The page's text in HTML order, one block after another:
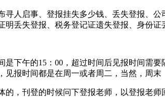
人启事、登报挂失多少钱、丢失登报、
丢失登报、税务登记证遗失登报、身份
下午的15：00，超过时间后见报时间需要
报时间都是在周一或者周二，当然，周
，刊登的时候问下登报老师，以登报老师